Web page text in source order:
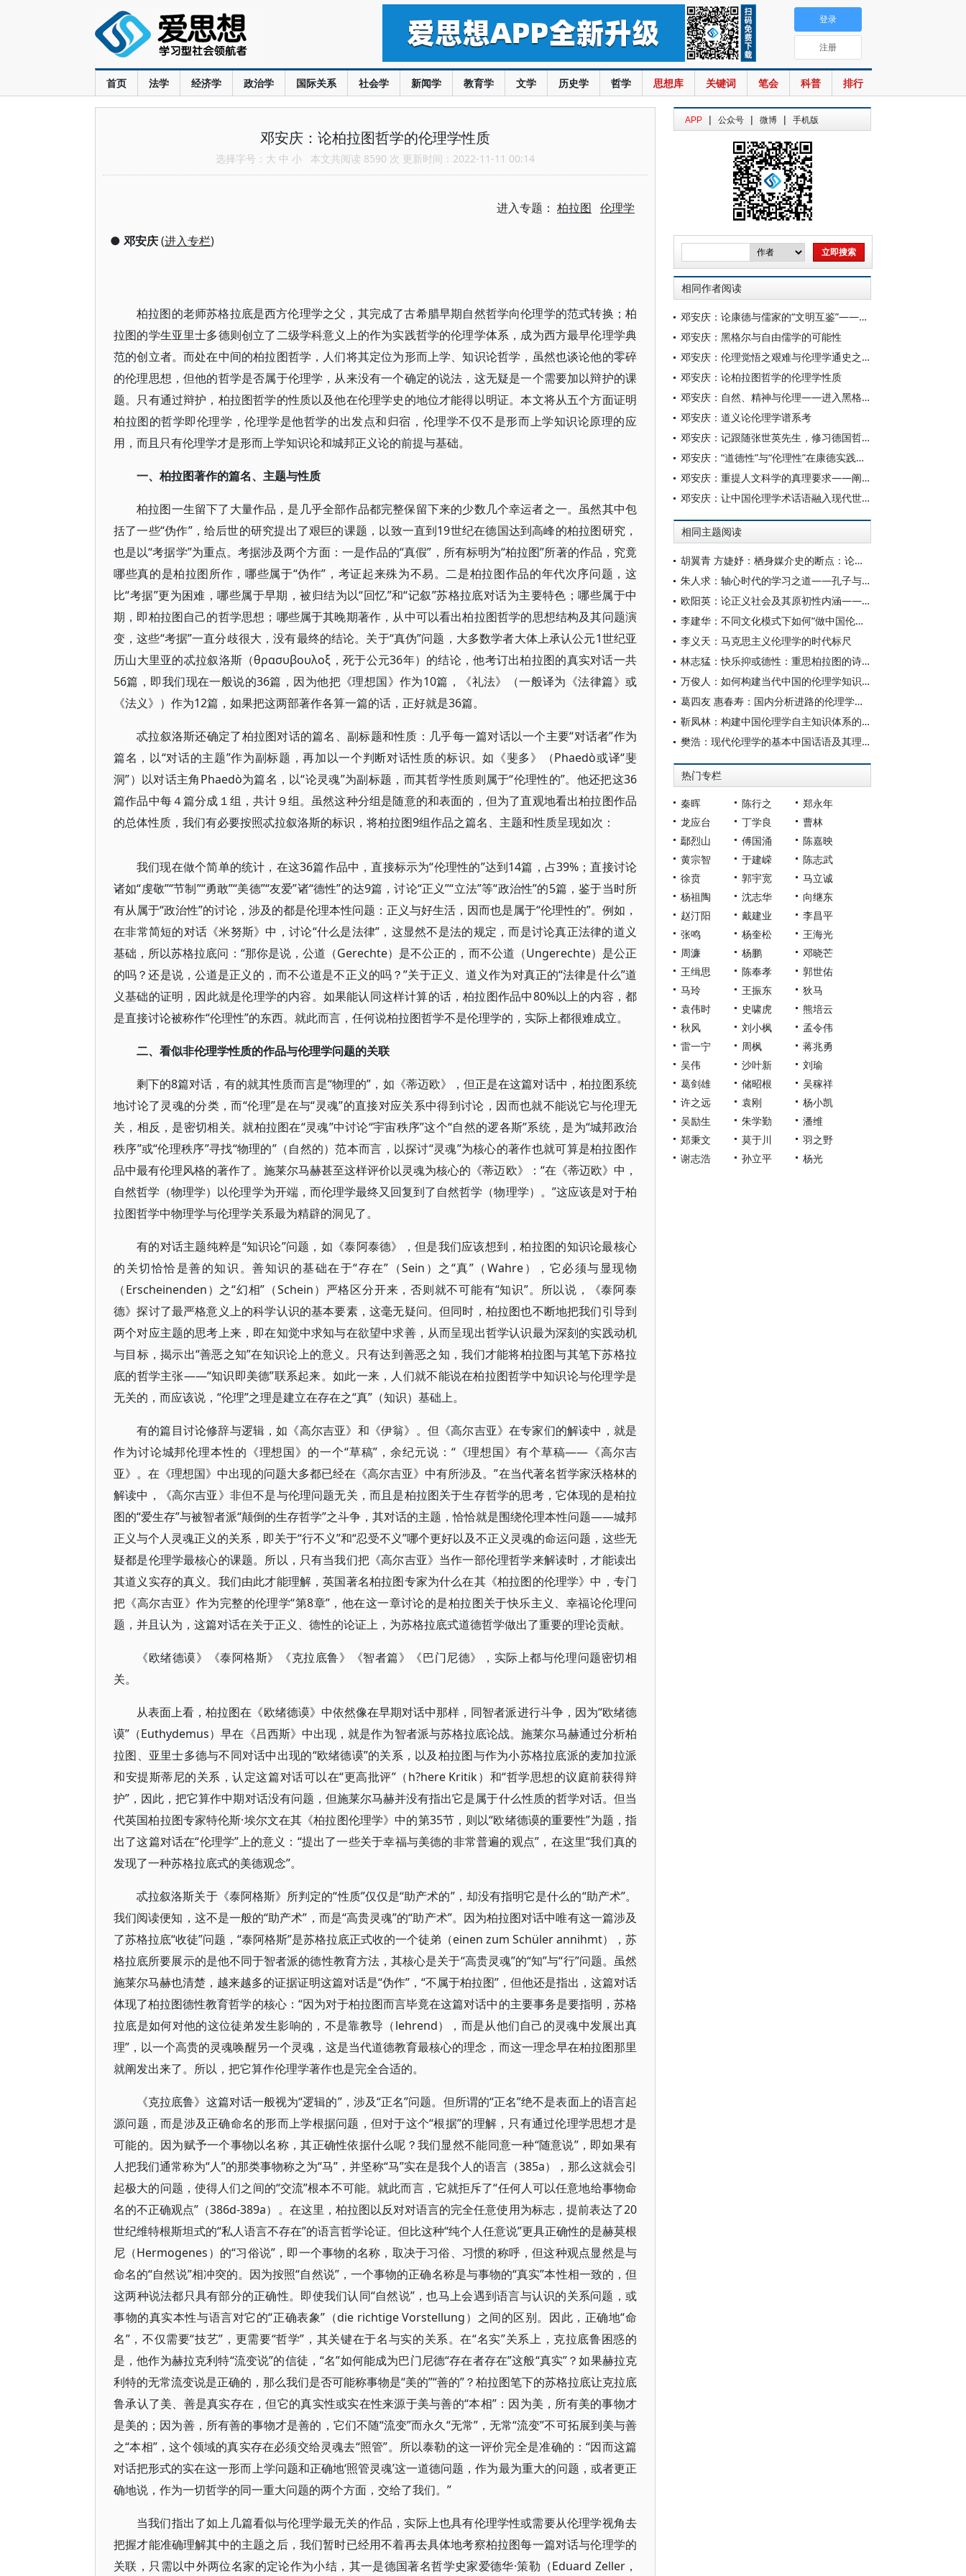
首页 法学 经济学 政治学 国际关系 社会学 新闻学 教育学 文学 历史学 哲学 思想库 关键词 笔会 科普 排行
登录
注册
邓安庆：论柏拉图哲学的伦理学性质
选择字号： 大 中 小 本文共阅读 8590 次 更新时间：2022-11-11 00:14
进入专题： 柏拉图 伦理学
● 邓安庆(进入专栏)
柏拉图的老师苏格拉底是西方伦理学之父，其完成了古希腊早期自然哲学向伦理学的范式转换；柏
拉图的学生亚里士多德则创立了二级学科意义上的作为实践哲学的伦理学体系，成为西方最早伦理学典
范的创立者。而处在中间的柏拉图哲学，人们将其定位为形而上学、知识论哲学，虽然也谈论他的零碎
的伦理思想，但他的哲学是否属于伦理学，从来没有一个确定的说法，这无疑是一个需要加以辩护的课
题。只有通过辩护，柏拉图哲学的性质以及他在伦理学史的地位才能得以明证。本文将从五个方面证明
柏拉图的哲学即伦理学，伦理学是他哲学的出发点和归宿，伦理学不仅不是形而上学知识论原理的应
用，而且只有伦理学才是形而上学知识论和城邦正义论的前提与基础。
一、柏拉图著作的篇名、主题与性质
柏拉图一生留下了大量作品，是几乎全部作品都完整保留下来的少数几个幸运者之一。虽然其中包
括了一些“伪作”，给后世的研究提出了艰巨的课题，以致一直到19世纪在德国达到高峰的柏拉图研究，
也是以“考据学”为重点。考据涉及两个方面：一是作品的“真假”，所有标明为“柏拉图”所著的作品，究竟
哪些真的是柏拉图所作，哪些属于“伪作”，考证起来殊为不易。二是柏拉图作品的年代次序问题，这
比“考据”更为困难，哪些属于早期，被归结为以“回忆”和“记叙”苏格拉底对话为主要特色；哪些属于中
期，即柏拉图自己的哲学思想；哪些属于其晚期著作，从中可以看出柏拉图哲学的思想结构及其问题演
变，这些“考据”一直分歧很大，没有最终的结论。关于“真伪”问题，大多数学者大体上承认公元1世纪亚
历山大里亚的忒拉叙洛斯（θρασυβουλοξ，死于公元36年）的结论，他考订出柏拉图的真实对话一共
56篇，即我们现在一般说的36篇，因为他把《理想国》作为10篇，《礼法》（一般译为《法律篇》或
《法义》）作为12篇，如果把这两部著作各算一篇的话，正好就是36篇。
忒拉叙洛斯还确定了柏拉图对话的篇名、副标题和性质：几乎每一篇对话以一个主要“对话者”作为
篇名，以“对话的主题”作为副标题，再加以一个判断对话性质的标识。如《斐多》（Phaedò或译“斐
洞”）以对话主角Phaedò为篇名，以“论灵魂”为副标题，而其哲学性质则属于“伦理性的”。他还把这36
篇作品中每４篇分成１组，共计９组。虽然这种分组是随意的和表面的，但为了直观地看出柏拉图作品
的总体性质，我们有必要按照忒拉叙洛斯的标识，将柏拉图9组作品之篇名、主题和性质呈现如次：
我们现在做个简单的统计，在这36篇作品中，直接标示为“伦理性的”达到14篇，占39%；直接讨论
诸如“虔敬”“节制”“勇敢”“美德”“友爱”诸“德性”的达9篇，讨论“正义”“立法”等“政治性”的5篇，鉴于当时所
有从属于“政治性”的讨论，涉及的都是伦理本性问题：正义与好生活，因而也是属于“伦理性的”。例如，
在非常简短的对话《米努斯》中，讨论“什么是法律”，这显然不是法的规定，而是讨论真正法律的道义
基础，所以苏格拉底问：“那你是说，公道（Gerechte）是不公正的，而不公道（Ungerechte）是公正
的吗？还是说，公道是正义的，而不公道是不正义的吗？”关于正义、道义作为对真正的“法律是什么”道
义基础的证明，因此就是伦理学的内容。如果能认同这样计算的话，柏拉图作品中80%以上的内容，都
是直接讨论被称作“伦理性”的东西。就此而言，任何说柏拉图哲学不是伦理学的，实际上都很难成立。
二、看似非伦理学性质的作品与伦理学问题的关联
剩下的8篇对话，有的就其性质而言是“物理的”，如《蒂迈欧》，但正是在这篇对话中，柏拉图系统
地讨论了灵魂的分类，而“伦理”是在与“灵魂”的直接对应关系中得到讨论，因而也就不能说它与伦理无
关，相反，是密切相关。就柏拉图在“灵魂”中讨论“宇宙秩序”这个“自然的逻各斯”系统，是为“城邦政治
秩序”或“伦理秩序”寻找“物理的”（自然的）范本而言，以探讨“灵魂”为核心的著作也就可算是柏拉图作
品中最有伦理风格的著作了。施莱尔马赫甚至这样评价以灵魂为核心的《蒂迈欧》：“在《蒂迈欧》中，
自然哲学（物理学）以伦理学为开端，而伦理学最终又回复到了自然哲学（物理学）。”这应该是对于柏
拉图哲学中物理学与伦理学关系最为精辟的洞见了。
有的对话主题纯粹是“知识论”问题，如《泰阿泰德》，但是我们应该想到，柏拉图的知识论最核心
的关切恰恰是善的知识。善知识的基础在于“存在”（Sein）之“真”（Wahre），它必须与显现物
（Erscheinenden）之“幻相”（Schein）严格区分开来，否则就不可能有“知识”。所以说，《泰阿泰
德》探讨了最严格意义上的科学认识的基本要素，这毫无疑问。但同时，柏拉图也不断地把我们引导到
两个对应主题的思考上来，即在知觉中求知与在欲望中求善，从而呈现出哲学认识最为深刻的实践动机
与目标，揭示出“善恶之知”在知识论上的意义。只有达到善恶之知，我们才能将柏拉图与其笔下苏格拉
底的哲学主张——“知识即美德”联系起来。如此一来，人们就不能说在柏拉图哲学中知识论与伦理学是
无关的，而应该说，“伦理”之理是建立在存在之“真”（知识）基础上。
有的篇目讨论修辞与逻辑，如《高尔吉亚》和《伊翁》。但《高尔吉亚》在专家们的解读中，就是
作为讨论城邦伦理本性的《理想国》的一个“草稿”，余纪元说：“《理想国》有个草稿——《高尔吉
亚》。在《理想国》中出现的问题大多都已经在《高尔吉亚》中有所涉及。”在当代著名哲学家沃格林的
解读中，《高尔吉亚》非但不是与伦理问题无关，而且是柏拉图关于生存哲学的思考，它体现的是柏拉
图的“爱生存”与被智者派“颠倒的生存哲学”之斗争，其对话的主题，恰恰就是围绕伦理本性问题——城邦
正义与个人灵魂正义的关系，即关于“行不义”和“忍受不义”哪个更好以及不正义灵魂的命运问题，这些无
疑都是伦理学最核心的课题。所以，只有当我们把《高尔吉亚》当作一部伦理哲学来解读时，才能读出
其道义实存的真义。我们由此才能理解，英国著名柏拉图专家为什么在其《柏拉图的伦理学》中，专门
把《高尔吉亚》作为完整的伦理学“第8章”，他在这一章讨论的是柏拉图关于快乐主义、幸福论伦理问
题，并且认为，这篇对话在关于正义、德性的论证上，为苏格拉底式道德哲学做出了重要的理论贡献。
《欧绪德谟》《泰阿格斯》《克拉底鲁》《智者篇》《巴门尼德》，实际上都与伦理问题密切相
关。
从表面上看，柏拉图在《欧绪德谟》中依然像在早期对话中那样，同智者派进行斗争，因为“欧绪德
谟”（Euthydemus）早在《吕西斯》中出现，就是作为智者派与苏格拉底论战。施莱尔马赫通过分析柏
拉图、亚里士多德与不同对话中出现的“欧绪德谟”的关系，以及柏拉图与作为小苏格拉底派的麦加拉派
和安提斯蒂尼的关系，认定这篇对话可以在“更高批评”（h?here Kritik）和“哲学思想的议庭前获得辩
护”，因此，把它算作中期对话没有问题，但施莱尔马赫并没有指出它是属于什么性质的哲学对话。但当
代英国柏拉图专家特伦斯·埃尔文在其《柏拉图伦理学》中的第35节，则以“欧绪德谟的重要性”为题，指
出了这篇对话在“伦理学”上的意义：“提出了一些关于幸福与美德的非常普遍的观点”，在这里“我们真的
发现了一种苏格拉底式的美德观念”。
忒拉叙洛斯关于《泰阿格斯》所判定的“性质”仅仅是“助产术的”，却没有指明它是什么的“助产术”。
我们阅读便知，这不是一般的“助产术”，而是“高贵灵魂”的“助产术”。因为柏拉图对话中唯有这一篇涉及
了苏格拉底“收徒”问题，“泰阿格斯”是苏格拉底正式收的一个徒弟（einen zum Schüler annihmt），苏
格拉底所要展示的是他不同于智者派的德性教育方法，其核心是关于“高贵灵魂”的“知”与“行”问题。虽然
施莱尔马赫也清楚，越来越多的证据证明这篇对话是“伪作”，“不属于柏拉图”，但他还是指出，这篇对话
体现了柏拉图德性教育哲学的核心：“因为对于柏拉图而言毕竟在这篇对话中的主要事务是要指明，苏格
拉底是如何对他的这位徒弟发生影响的，不是靠教导（lehrend），而是从他们自己的灵魂中发展出真
理”，以一个高贵的灵魂唤醒另一个灵魂，这是当代道德教育最核心的理念，而这一理念早在柏拉图那里
就阐发出来了。所以，把它算作伦理学著作也是完全合适的。
《克拉底鲁》这篇对话一般视为“逻辑的”，涉及“正名”问题。但所谓的“正名”绝不是表面上的语言起
源问题，而是涉及正确命名的形而上学根据问题，但对于这个“根据”的理解，只有通过伦理学思想才是
可能的。因为赋予一个事物以名称，其正确性依据什么呢？我们显然不能同意一种“随意说”，即如果有
人把我们通常称为“人”的那类事物称之为“马”，并坚称“马”实在是我个人的语言（385a），那么这就会引
起极大的问题，使得人们之间的“交流”根本不可能。就此而言，它就拒斥了“任何人可以任意地给事物命
名的不正确观点”（386d-389a）。在这里，柏拉图以反对对语言的完全任意使用为标志，提前表达了20
世纪维特根斯坦式的“私人语言不存在”的语言哲学论证。但比这种“纯个人任意说”更具正确性的是赫莫根
尼（Hermogenes）的“习俗说”，即一个事物的名称，取决于习俗、习惯的称呼，但这种观点显然是与
命名的“自然说”相冲突的。因为按照“自然说”，一个事物的正确名称是与事物的“真实”本性相一致的，但
这两种说法都只具有部分的正确性。即使我们认同“自然说”，也马上会遇到语言与认识的关系问题，或
事物的真实本性与语言对它的“正确表象”（die richtige Vorstellung）之间的区别。因此，正确地“命
名”，不仅需要“技艺”，更需要“哲学”，其关键在于名与实的关系。在“名实”关系上，克拉底鲁困惑的
是，他作为赫拉克利特“流变说”的信徒，“名”如何能成为巴门尼德“存在者存在”这般“真实”？如果赫拉克
利特的无常流变说是正确的，那么我们是否可能称事物是“美的”“善的”？柏拉图笔下的苏格拉底让克拉底
鲁承认了美、善是真实存在，但它的真实性或实在性来源于美与善的“本相”：因为美，所有美的事物才
是美的；因为善，所有善的事物才是善的，它们不随“流变”而永久“无常”，无常“流变”不可拓展到美与善
之“本相”，这个领域的真实存在必须交给灵魂去“照管”。所以泰勒的这一评价完全是准确的：“因而这篇
对话把形式的实在这一形而上学问题和正确地‘照管灵魂’这一道德问题，作为最为重大的问题，或者更正
确地说，作为一切哲学的同一重大问题的两个方面，交给了我们。”
当我们指出了如上几篇看似与伦理学最无关的作品，实际上也具有伦理学性或需要从伦理学视角去
把握才能准确理解其中的主题之后，我们暂时已经用不着再去具体地考察柏拉图每一篇对话与伦理学的
关联，只需以中外两位名家的定论作为小结，其一是德国著名哲学史家爱德华·策勒（Eduard Zeller，
APP | 公众号 | 微博 | 手机版
相同作者阅读
邓安庆：论康德与儒家的“文明互鉴”——百年康德接受史反思
邓安庆：黑格尔与自由儒学的可能性
邓安庆：伦理觉悟之艰难与伦理学通史之必要
邓安庆：论柏拉图哲学的伦理学性质
邓安庆：自然、精神与伦理——进入黑格尔伦理学哲学体系之路径
邓安庆：道义论伦理学谱系考
邓安庆：记跟随张世英先生，修习德国哲学的岁月
邓安庆：“道德性”与“伦理性”在康德实践哲学中的张力结构——哈贝马斯《再论道德性与伦理性的关系》之批判
邓安庆：重提人文科学的真理要求——阐释学如何切中时代“真问题”
邓安庆：让中国伦理学术话语融入现代世界文明进程
相同主题阅读
胡翼青 方婕妤：栖身媒介史的断点：论柏拉图的媒介思想
朱人求：轴心时代的学习之道——孔子与柏拉图的对话
欧阳英：论正义社会及其原初性内涵——孔子与柏拉图正义思想之比较的启示
李建华：不同文化模式下如何“做中国伦理学”
李义天：马克思主义伦理学的时代标尺
林志猛：快乐抑或德性：重思柏拉图的诗哲之争
万俊人：如何构建当代中国的伦理学知识体系？
葛四友 惠春寿：国内分析进路的伦理学发展概述
靳凤林：构建中国伦理学自主知识体系的多维考量
樊浩：现代伦理学的基本中国话语及其理论体系
热门专栏
秦晖 陈行之
郑永年
龙应台
丁学良
曹林
鄢烈山
傅国涌
陈嘉映
黄宗智
于建嵘
陈志武
徐贲
郭宇宽
马立诚
杨祖陶
沈志华
向继东
赵汀阳
戴建业
李昌平
张鸣
杨奎松
王海光
周濂
杨鹏
邓晓芒
王缉思
陈奉孝
郭世佑
马玲
王振东
狄马
袁伟时
史啸虎
熊培云
秋风
刘小枫
孟令伟
雷一宁
周枫
蒋兆勇
吴伟
沙叶新
刘瑜
葛剑雄
储昭根
吴稼祥
许之远
袁刚
杨小凯
吴励生
朱学勤
潘维
郑秉文
莫于川
羽之野
谢志浩
孙立平 杨光